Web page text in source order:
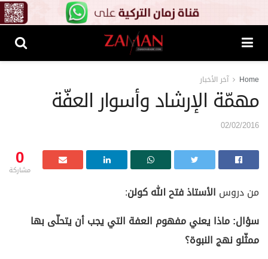
Home آخر الأخبار
مهمّة الإرشاد وأسوار العفّة
02/02/2016
0
مشاركة
من دروس الأستاذ فتح الله كولن:
سؤال: ماذا يعني مفهوم العفة التي يجب أن يتحلّى بها
ممثّلو نهج النبوة؟